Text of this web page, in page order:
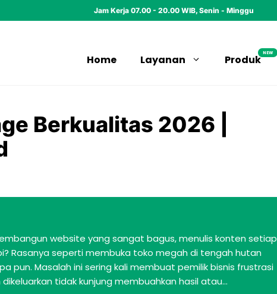
Jam Kerja 07.00 - 20.00 WIB, Senin - Minggu
Home Layanan Produk
NEW
Berkualitas 2026 |
website yang sangat bagus, menulis konten setiap
Rasanya seperti membuka toko megah di tengah hutan
pun. Masalah ini sering kali membuat pemilik bisnis frustrasi
tidak kunjung membuahkan hasil atau…